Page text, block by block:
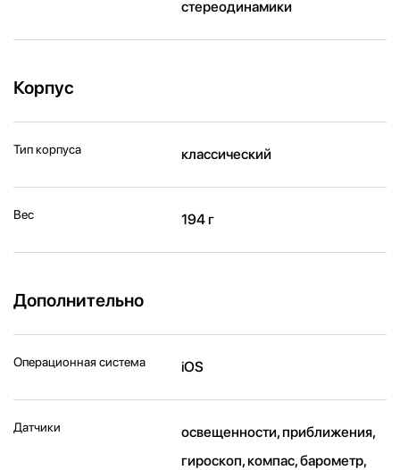
стереодинамики
Корпус
Тип корпуса классический
Вес 194 г
Дополнительно
Операционная система iOS
Датчики
освещенности, приближения,
гироскоп, компас, барометр,